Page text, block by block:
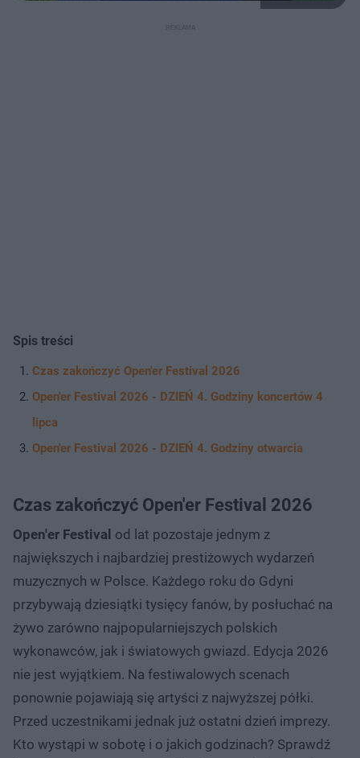
Spis treści
Czas zakończyć Open'er Festival 2026
Open'er Festival 2026 - DZIEŃ 4. Godziny koncertów 4
lipca
Open'er Festival 2026 - DZIEŃ 4. Godziny otwarcia
Czas zakończyć Open'er Festival 2026
Open'er Festival od lat pozostaje jednym z
największych i najbardziej prestiżowych wydarzeń
muzycznych w Polsce. Każdego roku do Gdyni
przybywają dziesiątki tysięcy fanów, by posłuchać na
żywo zarówno najpopularniejszych polskich
wykonawców, jak i światowych gwiazd. Edycja 2026
nie jest wyjątkiem. Na festiwalowych scenach
ponownie pojawiają się artyści z najwyższej półki.
Przed uczestnikami jednak już ostatni dzień imprezy.
Kto wystąpi w sobotę i o jakich godzinach? Sprawdź